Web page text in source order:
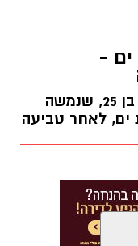
אחד ממוסדות
ניתן להיכנס
מאירוע
שתשתפו
מפני שימוש
מבצע
מעבדה
המבצע,
שפורסמה בחודש
-
צוותי מד״א קבעו את מותו של בן 25, שנמשה
ים, לאחר טביעה